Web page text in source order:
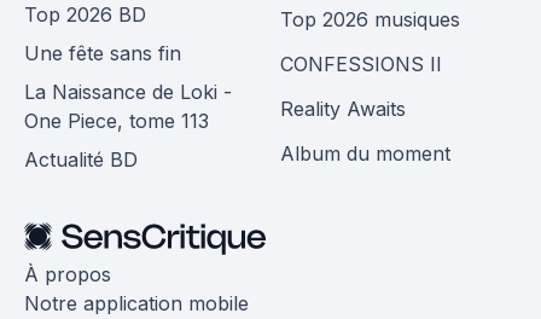
Top 2026 BD
Une fête sans fin
La Naissance de Loki -
One Piece, tome 113
Actualité BD
Top 2026 musiques
CONFESSIONS II
Reality Awaits
Album du moment
À propos
Notre application mobile